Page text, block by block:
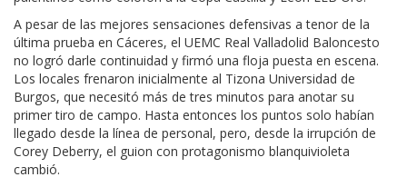
A pesar de las mejores sensaciones defensivas a tenor de la
última prueba en Cáceres, el UEMC Real Valladolid Baloncesto
no logró darle continuidad y firmó una floja puesta en escena.
Los locales frenaron inicialmente al Tizona Universidad de
Burgos, que necesitó más de tres minutos para anotar su
primer tiro de campo. Hasta entonces los puntos solo habían
llegado desde la línea de personal, pero, desde la irrupción de
Corey Deberry, el guion con protagonismo blanquivioleta
cambió.